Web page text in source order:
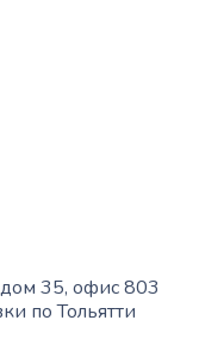
35, офис 803
по Тольятти